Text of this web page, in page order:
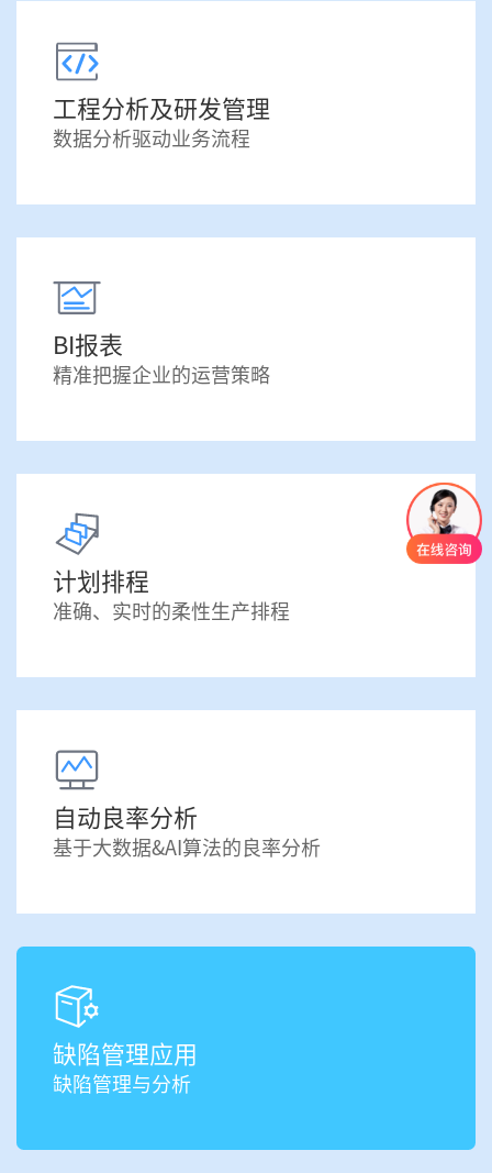
工程分析及研发管理
数据分析驱动业务流程
BI报表
精准把握企业的运营策略
计划排程
准确、实时的柔性生产排程
自动良率分析
基于大数据&AI算法的良率分析
缺陷管理应用
缺陷管理与分析